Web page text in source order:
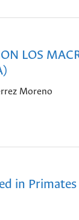
LOS
Moreno
in Primates